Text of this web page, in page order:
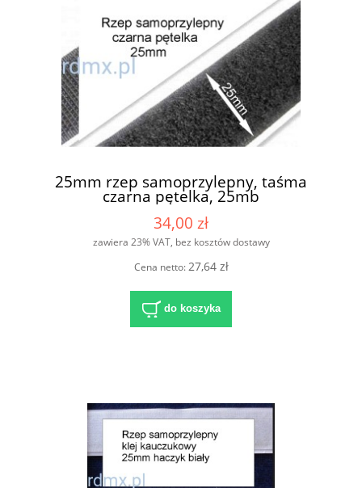
25mm rzep samoprzylepny, taśma
czarna pętelka, 25mb
34,00 zł
zawiera 23% VAT, bez kosztów dostawy
Cena netto:27,64 zł
do koszyka